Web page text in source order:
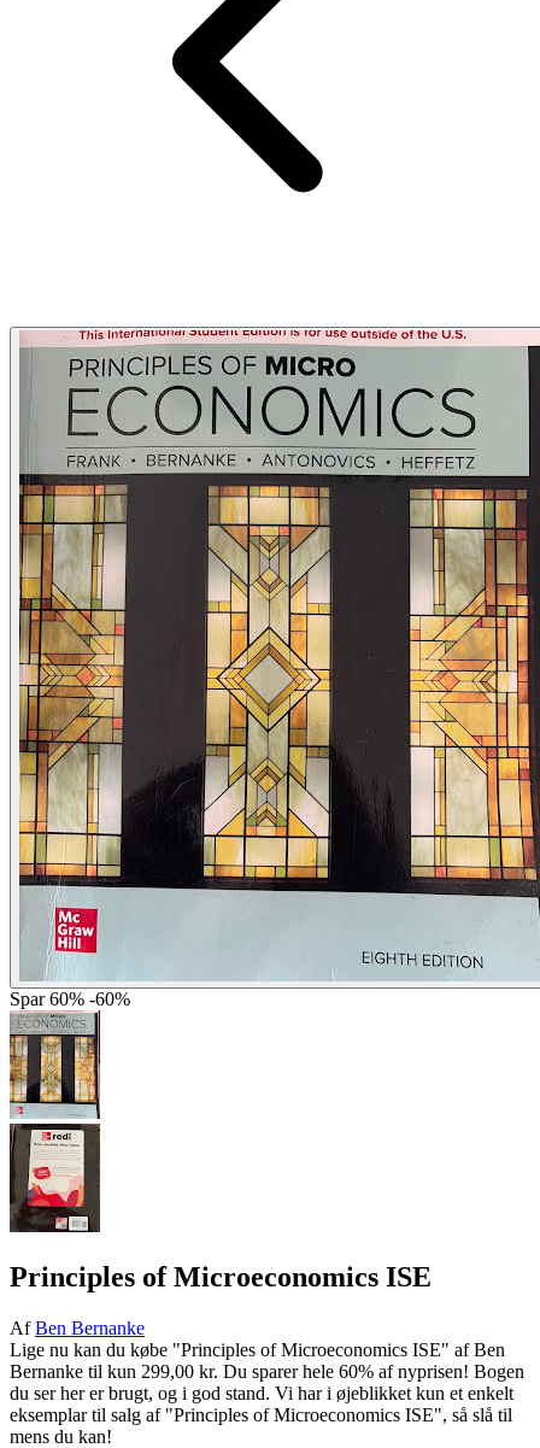
Spar 60% -60%
Principles of Microeconomics ISE
AfBen Bernanke
Lige nu kan du købe "Principles of Microeconomics ISE" af Ben
Bernanke til kun 299,00 kr. Du sparer hele 60% af nyprisen! Bogen
du ser her er brugt, og i god stand. Vi har i øjeblikket kun et enkelt
eksemplar til salg af "Principles of Microeconomics ISE", så slå til
mens du kan!